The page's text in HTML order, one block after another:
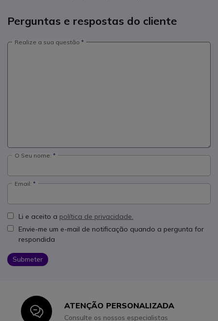
Perguntas e respostas do cliente
Realize a sua questão
O Seu nome:
Email:
Li e aceito a política de privacidade.
Envie-me um e-mail de notificação quando a pergunta for
respondida
Submeter
IconATENÇÃO PERSONALIZADA
Consulte os nossos especialistas